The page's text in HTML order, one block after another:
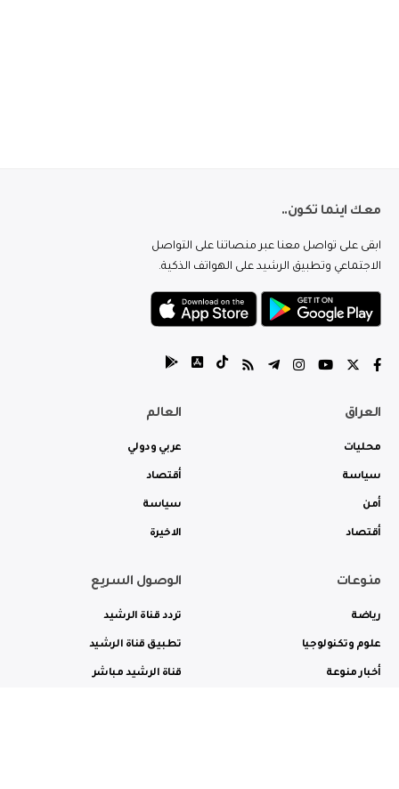
معك اينما تكون..
ابقى على تواصل معنا عبر منصاتنا على التواصل
الاجتماعي وتطبيق الرشيد على الهواتف الذكية.
العراق
محليات
سياسة
أمن
أقتصاد
العالم
عربي ودولي
أقتصاد
سياسة
الاخيرة
منوعات
رياضة
علوم وتكنولوجيا
أخبار منوعة
الوصول السريع
تردد قناة الرشيد
تطبيق قناة الرشيد
قناة الرشيد مباشر